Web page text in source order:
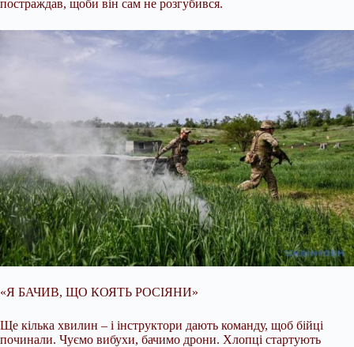
постраждав, щоби він сам не розгубився.
«Я БАЧИВ, ЩО КОЯТЬ РОСІЯНИ»
Ще кілька хвилин – і інструктори дають команду, щоб бійці
починали. Чуємо вибухи, бачимо дрони. Хлопці стартують